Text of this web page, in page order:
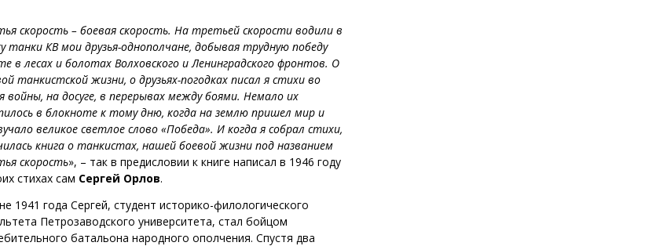
скорость – боевая скорость. На третьей скорости водили в
танки КВ мои друзья-однополчане, добывая трудную победу
в лесах и болотах Волховского и Ленинградского фронтов. О
танкистской жизни, о друзьях-погодках писал я стихи во
войны, на досуге, в перерывах между боями. Немало их
в блокноте к тому дню, когда на землю пришел мир и
великое светлое слово «Победа». И когда я собрал стихи,
книга о танкистах, нашей боевой жизни под названием
скорость», – так в предисловии к книге написал в 1946 году
стихах сам Сергей Орлов.
1941 года Сергей, студент историко-филологического
Петрозаводского университета, стал бойцом
батальона народного ополчения. Спустя два